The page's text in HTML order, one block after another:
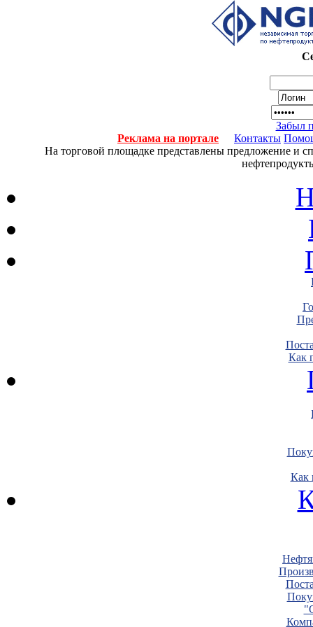
Забыл
Реклама на портале
Контакты
На торговой площадке представлены предложение и
Как
Как